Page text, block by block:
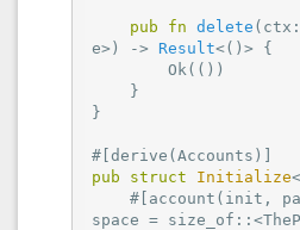
pub fn delete (ctx:
e>) -> Result<()> {
Ok(())
}
#[derive(Accounts)]
pub
struct Initialize<
#[account(init,
space =